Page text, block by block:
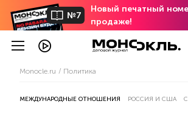
№7
Новый печатный
продаже!
Monocle.ru Политика
МЕЖДУНАРОДНЫЕ ОТНОШЕНИЯ РОССИЯ И США